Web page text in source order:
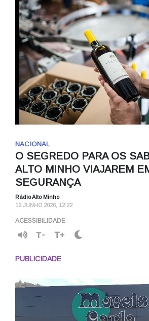
NACIONAL
O SEGREDO PARA OS
ALTO MINHO VIAJAREM
SEGURANÇA
Rádio Alto Minho
12 JUNHO 2026, 12:22
ACESSIBILIDADE
T- T+
PUBLICIDADE